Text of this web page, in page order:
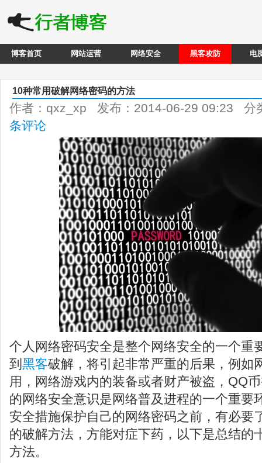
博客首页 网站运营 网络安全 黑客攻防 电
10种常用破解网络密码的方法
作者：qxz_xp 发布：2014-06-29 09:23 分
条评论
个人网络密码安全是整个网络安全的一个重
到 黑客破解，将引起非常严重的后果，例如
用，网络游戏内的装备或者财产被盗，QQ
的网络安全意识是网络普及进程的一个重要
安全措施保护自己的网络密码之前，有必要
的破解方法，方能对症下药，以下是总结的
方法。